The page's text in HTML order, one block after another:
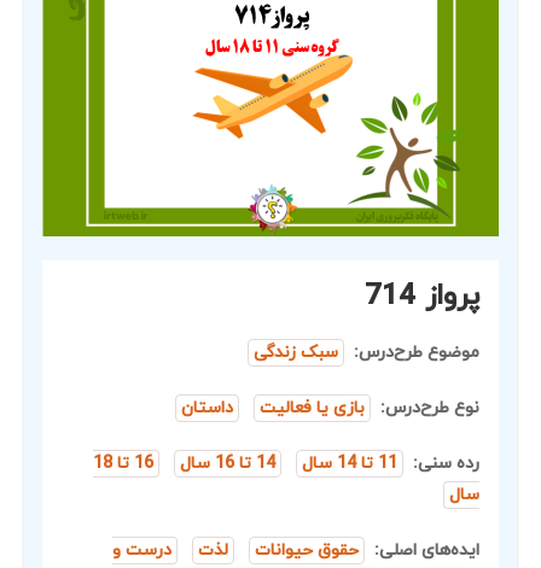
پرواز 714
موضوع طرح‌درس: سبک زندگی
نوع طرح‌درس: بازی یا فعالیت داستان
رده سنی: 11 تا 14 سال 14 تا 16 سال
16 تا 18
سال
ایده‌های اصلی: حقوق حیوانات لذت
درست و